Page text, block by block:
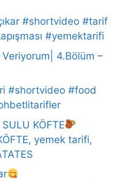
#shortvideo #tarif
#yemektarifi
4.Bölüm –
#shortvideo #food
KÖFTE
yemek tarifi,